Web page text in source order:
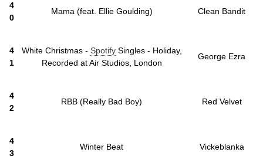
4
0
Mama (feat. Ellie Goulding) Clean Bandit
4
1
White Christmas - SpotifySingles - Holiday,
Recorded at Air Studios, London
George Ezra
4
2
RBB (Really Bad Boy) Red Velvet
4
3
Winter Beat Vickeblanka